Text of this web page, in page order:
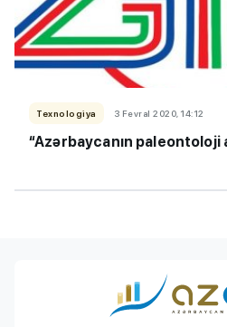
Texnologiya 3 Fevral 2020, 14:12
“Azərbaycanın paleontoloji